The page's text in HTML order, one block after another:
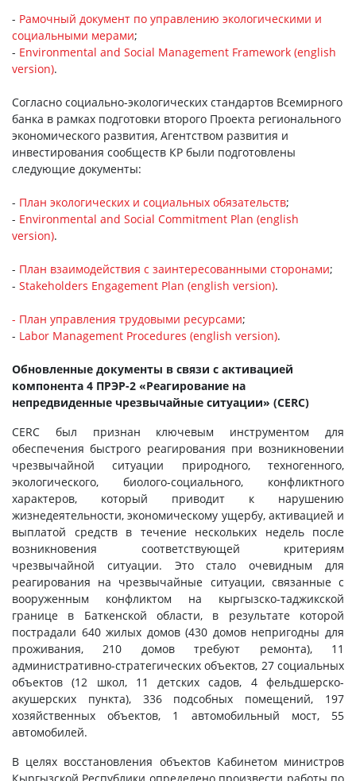
- Рамочный документ по управлению экологическими и
социальными мерами;
- Environmental and Social Management Framework (english
version).
Согласно социально-экологических стандартов Всемирного
банка в рамках подготовки второго Проекта регионального
экономического развития, Агентством развития и
инвестирования сообществ КР были подготовлены
следующие документы:
- План экологических и социальных обязательств;
- Environmental and Social Commitment Plan (english
version).
- План взаимодействия с заинтересованными сторонами;
- Stakeholders Engagement Plan (english version).
- План управления трудовыми ресурсами;
- Labor Management Procedures (english version).
Обновленные документы в связи с активацией
компонента 4 ПРЭР-2 «Реагирование на
непредвиденные чрезвычайные ситуации» (CERC)
CERC был признан ключевым инструментом для
обеспечения быстрого реагирования при возникновении
чрезвычайной ситуации природного, техногенного,
экологического, биолого-социального, конфликтного
характеров, который приводит к нарушению
жизнедеятельности, экономическому ущербу, активацией и
выплатой средств в течение нескольких недель после
возникновения соответствующей критериям
чрезвычайной ситуации. Это стало очевидным для
реагирования на чрезвычайные ситуации, связанные c
вооруженным конфликтом на кыргызско-таджикской
границе в Баткенской области, в результате которой
пострадали 640 жилых домов (430 домов непригодны для
проживания, 210 домов требуют ремонта), 11
административно-стратегических объектов, 27 социальных
объектов (12 школ, 11 детских садов, 4 фельдшерско-
акушерских пункта), 336 подсобных помещений, 197
хозяйственных объектов, 1 автомобильный мост, 55
автомобилей.
В целях восстановления объектов Кабинетом министров